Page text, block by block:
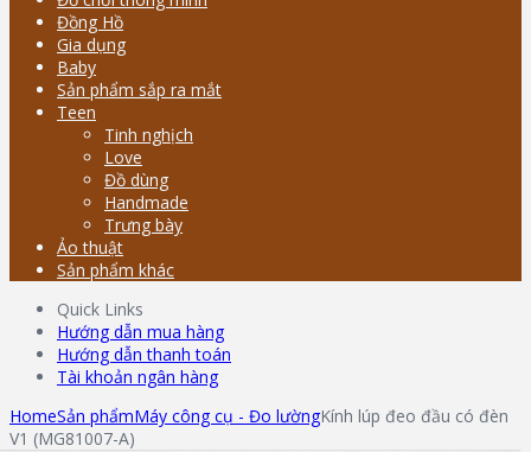
Đồng Hồ
Gia dụng
Baby
Sản phẩm sắp ra mắt
Teen
Tinh nghịch
Love
Đồ dùng
Handmade
Trưng bày
Ảo thuật
Sản phẩm khác
Quick Links
Hướng dẫn mua hàng
Hướng dẫn thanh toán
Tài khoản ngân hàng
HomeSản phẩmMáy công cụ - Đo lườngKính lúp đeo đầu có đèn
V1 (MG81007-A)